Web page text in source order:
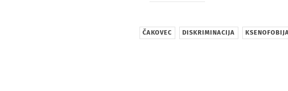
ČAKOVEC DISKRIMINACIJA